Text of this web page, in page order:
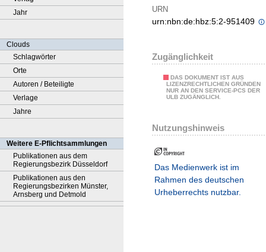
Jahr
Clouds
Schlagwörter
Orte
Autoren / Beteiligte
Verlage
Jahre
Weitere E-Pflichtsammlungen
Publikationen aus dem
Regierungsbezirk Düsseldorf
Publikationen aus den
Regierungsbezirken Münster,
Arnsberg und Detmold
URN
urn:nbn:de:hbz:5:2-951409
Zugänglichkeit
DAS DOKUMENT IST AUS
LIZENZRECHTLICHEN GRÜNDEN
NUR AN DEN SERVICE-PCS DER
ULB ZUGÄNGLICH.
Nutzungshinweis
Das Medienwerk ist im
Rahmen des deutschen
Urheberrechts nutzbar.